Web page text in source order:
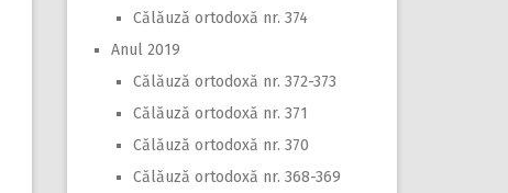
Călăuză ortodoxă nr. 374
Anul 2019
Călăuză ortodoxă nr. 372-373
Călăuză ortodoxă nr. 371
Călăuză ortodoxă nr. 370
Călăuză ortodoxă nr. 368-369